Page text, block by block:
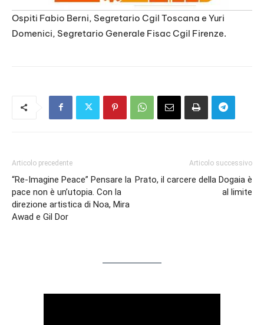
Ospiti Fabio Berni, Segretario Cgil Toscana e Yuri
Domenici, Segretario Generale Fisac Cgil Firenze.
Articolo precedente
“Re-Imagine Peace” Pensare la
pace non è un’utopia. Con la
direzione artistica di Noa, Mira
Awad e Gil Dor
Articolo successivo
Prato, il carcere della Dogaia è
al limite